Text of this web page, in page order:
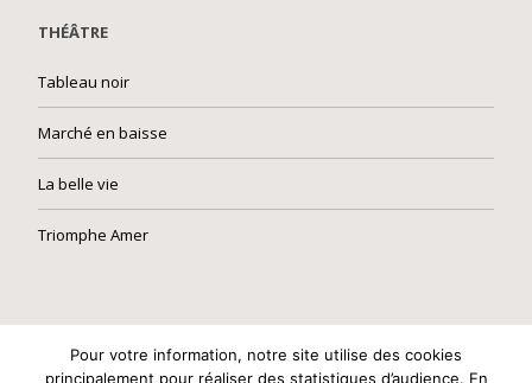
THÉÂTRE
Tableau noir
Marché en baisse
La belle vie
Triomphe Amer
Pour votre information, notre site utilise des cookies
principalement pour réaliser des statistiques d’audience. En